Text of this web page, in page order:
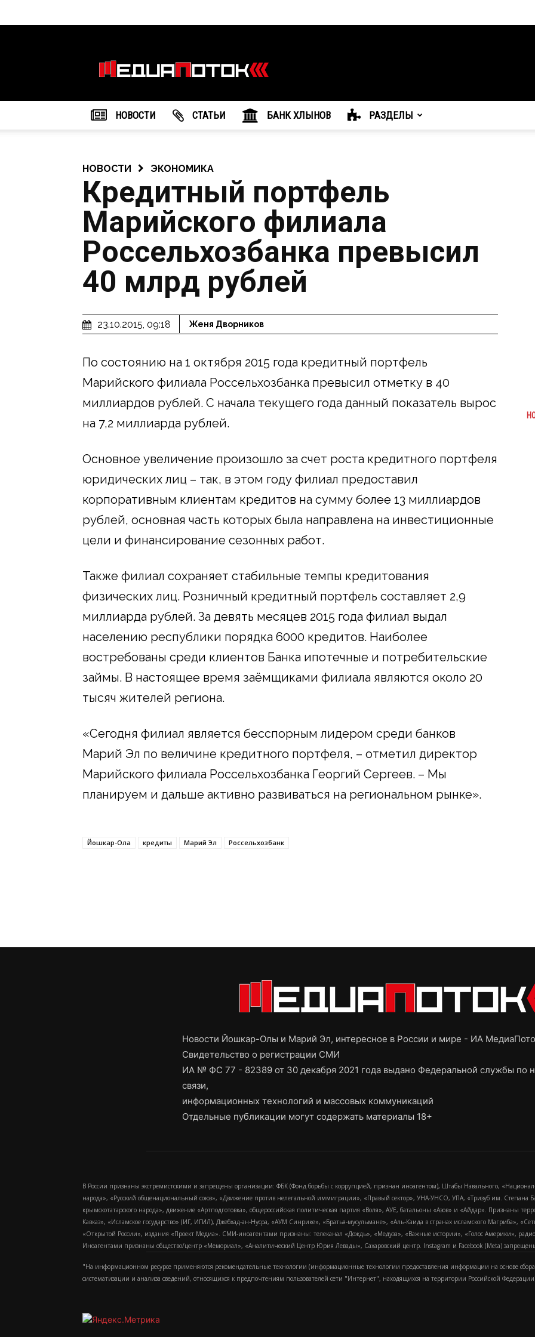
агентство
"МедиаПоток"
НОВОСТИ CТАТЬИ БАНК ХЛЫНОВ РАЗДЕЛЫ
НОВОСТИ ЭКОНОМИКА
Кредитный портфель
Марийского филиала
Россельхозбанка превысил
40 млрд рублей
23.10.2015, 09:18 Женя Дворников
По состоянию на 1 октября 2015 года кредитный портфель
Марийского филиала Россельхозбанка превысил отметку в 40
миллиардов рублей. С начала текущего года данный показатель вырос
на 7,2 миллиарда рублей.
Основное увеличение произошло за счет роста кредитного портфеля
юридических лиц – так, в этом году филиал предоставил
корпоративным клиентам кредитов на сумму более 13 миллиардов
рублей, основная часть которых была направлена на инвестиционные
цели и финансирование сезонных работ.
Также филиал сохраняет стабильные темпы кредитования
физических лиц. Розничный кредитный портфель составляет 2,9
миллиарда рублей. За девять месяцев 2015 года филиал выдал
населению республики порядка 6000 кредитов. Наиболее
востребованы среди клиентов Банка ипотечные и потребительские
займы. В настоящее время заёмщиками филиала являются около 20
тысяч жителей региона.
«Сегодня филиал является бесспорным лидером среди банков
Марий Эл по величине кредитного портфеля, – отметил директор
Марийского филиала Россельхозбанка Георгий Сергеев. – Мы
планируем и дальше активно развиваться на региональном рынке».
Йошкар-Ола кредиты Марий Эл Россельхозбанк
Новости Йошкар-Олы и Марий Эл, интересное в России и мире - ИА
Свидетельство о регистрации СМИ
ИА № ФС 77 - 82389 от 30 декабря 2021 года выдано Федеральной службы по
связи,
информационных технологий и массовых коммуникаций
Отдельные публикации могут содержать материалы 18+
В России признаны экстремистскими и запрещены организации: ФБК (Фонд борьбы с коррупцией, признан иноагентом), Штабы Навального,
народа», «Русский общенациональный союз», «Движение против нелегальной иммиграции», «Правый сектор», УНА-УНСО, УПА, «Тризуб им.
крымскотатарского народа», движение «Артподготовка», общероссийская политическая партия «Воля», АУЕ, батальоны «Азов» и «Айдар». Признаны
Кавказ», «Исламское государство» (ИГ, ИГИЛ), Джебхад-ан-Нусра, «АУМ Синрике», «Братья-мусульмане», «Аль-Каида в странах исламского Магриба»,
«Открытой России», издания «Проект Медиа». СМИ-иноагентами признаны: телеканал «Дождь», «Медуза», «Важные истории», «Голос Америки»,
Иноагентами признаны общество/центр «Мемориал», «Аналитический Центр Юрия Левады», Сахаровский центр. Instagram и Facebook (Metа)
"На информационном ресурсе применяются рекомендательные технологии (информационные технологии предоставления информации на основе
систематизации и анализа сведений, относящихся к предпочтениям пользователей сети "Интернет", находящихся на территории Российской